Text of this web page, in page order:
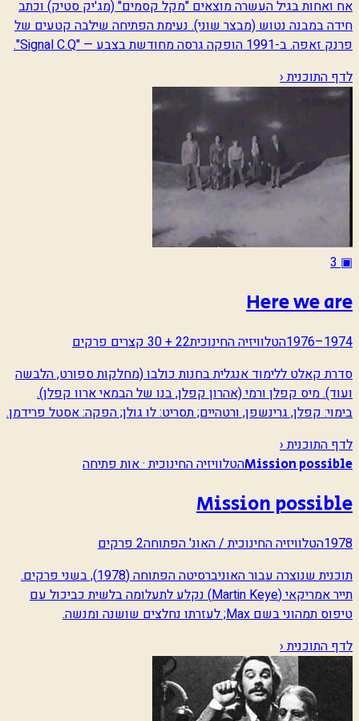
אח ואחות בגיל העשרה מוצאים "מקל קסמים" (מג'יק סטיק) וכתב
חידה במבנה נטוש (מבצר שוני). נעימת הפתיחה שילבה קטעים של
פרנק זאפה. ב-1991 הופקה גרסה מחודשת בצבע — "Signal C.Q".
לדף התוכנית ‹
▣
3
Here we are
1974–1976 הטלוויזיה החינוכית22 + 30 קצרים פרקים
סדרת קאלט ללימוד אנגלית בחנות כולבו (מחלקות ספורט, הלבשה
ועוד). מיס קפלן ורמי (אהרון קפלן, בנו של הבמאי ארוו קפלן).
בימוי: קפלן, גרינשפן, ורטהיים; תסריט: לו גולן; הפקה: אסטל פרידמן.
לדף התוכנית ‹
Mission possibleהטלוויזיה החינוכית · אות פתיחה
Mission possible
1978הטלוויזיה החינוכית / האונ' הפתוחה2 פרקים
תוכנית שנוצרה עבור האוניברסיטה הפתוחה (1978), בשני פרקים.
תייר אמריקאי (Martin Keye) נקלע לתעלומה בלשית כביכול עם
טיפוס תמהוני בשם Max; לעזרתו נחלצים שושנה ומנשה.
לדף התוכנית ‹